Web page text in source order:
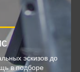
эскизов до
в подборе